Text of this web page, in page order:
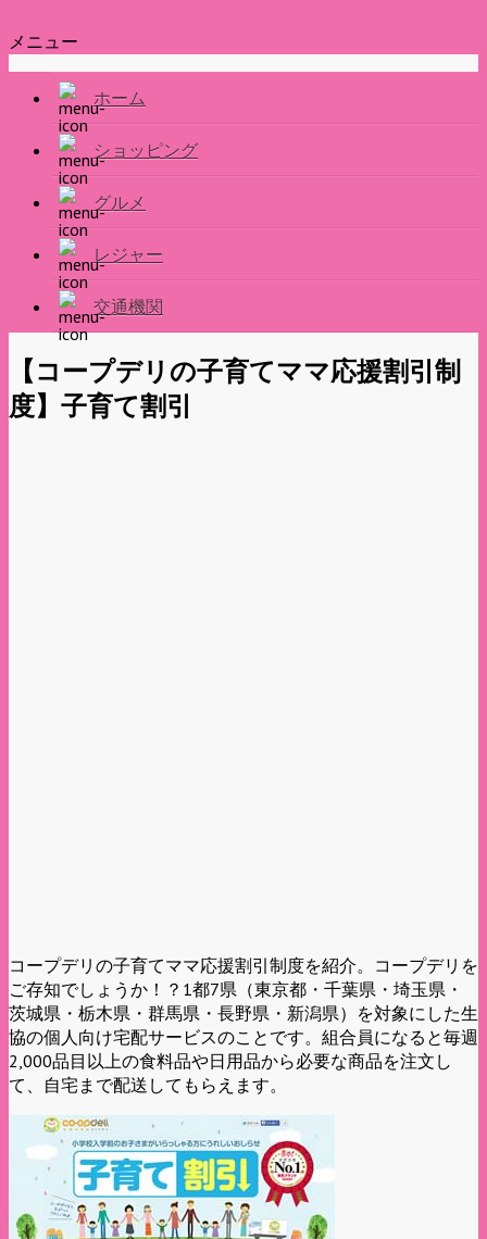
メニュー
ホーム
ショッピング
グルメ
レジャー
交通機関
【コープデリの子育てママ応援割引制
度】子育て割引
コープデリの子育てママ応援割引制度を紹介。コープデリを
ご存知でしょうか！？1都7県（東京都・千葉県・埼玉県・
茨城県・栃木県・群馬県・長野県・新潟県）を対象にした生
協の個人向け宅配サービスのことです。組合員になると毎週
2,000品目以上の食料品や日用品から必要な商品を注文し
て、自宅まで配送してもらえます。